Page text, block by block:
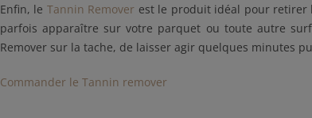
Enfin, le Tannin Remover est le produit idéal pour retirer
parfois apparaître sur votre parquet ou toute autre
Remover sur la tache, de laisser agir quelques minutes
Commander le Tannin remover